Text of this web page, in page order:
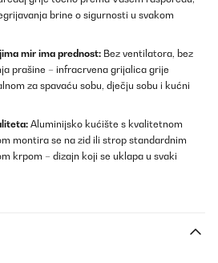
brine o sigurnosti u svakom
mir ima prednost: Bez ventilatora, bez
prašine – infracrvena grijalica grije
za spavaću sobu, dječju sobu i kućni
Aluminijsko kućište s kvalitetnom
montira se na zid ili strop standardnim
krpom – dizajn koji se uklapa u svaki